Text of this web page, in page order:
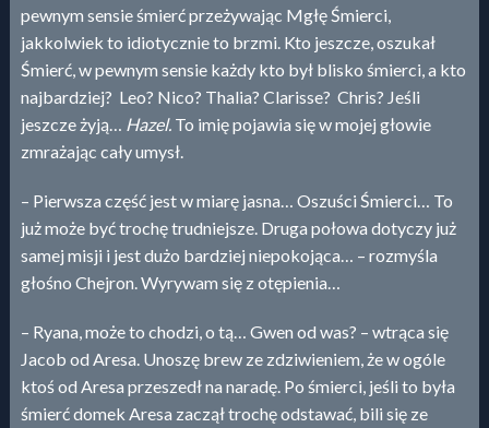
pewnym sensie śmierć przeżywając Mgłę Śmierci,
jakkolwiek to idiotycznie to brzmi. Kto jeszcze, oszukał
Śmierć, w pewnym sensie każdy kto był blisko śmierci, a kto
najbardziej? Leo? Nico? Thalia? Clarisse? Chris? Jeśli
jeszcze żyją… Hazel.To imię pojawia się w mojej głowie
zmrażając cały umysł.
– Pierwsza część jest w miarę jasna… Oszuści Śmierci… To
już może być trochę trudniejsze. Druga połowa dotyczy już
samej misji i jest dużo bardziej niepokojąca… – rozmyśla
głośno Chejron. Wyrywam się z otępienia…
– Ryana, może to chodzi, o tą… Gwen od was? – wtrąca się
Jacob od Aresa. Unoszę brew ze zdziwieniem, że w ogóle
ktoś od Aresa przeszedł na naradę. Po śmierci, jeśli to była
śmierć domek Aresa zaczął trochę odstawać, bili się ze